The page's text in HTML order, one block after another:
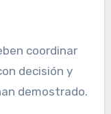
coordinar
decisión y
demostrado.